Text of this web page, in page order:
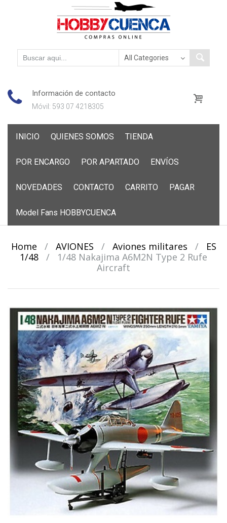
Información de contacto
Móvil: 593 07 4218305
INICIO QUIENES SOMOS TIENDA
POR ENCARGO POR APARTADO ENVÍOS
NOVEDADES CONTACTO CARRITO PAGAR
Model Fans HOBBYCUENCA
Home / AVIONES / Aviones militares /
ES
1/48
/
1/48 Nakajima A6M2N Type 2 Rufe
Aircraft